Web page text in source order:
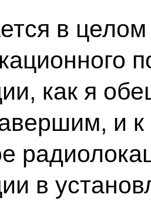
в
как я
и к
в